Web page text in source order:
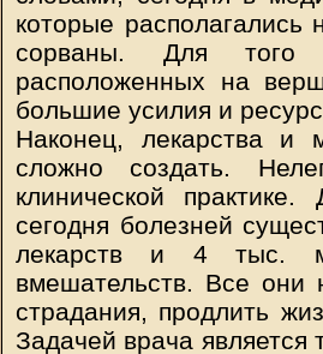
которые располагались
сорваны. Для того
расположенных на
большие усилия и
Наконец, лекарства и
сложно создать.
клинической
сегодня болезней
лекарств и 4 тыс.
вмешательств. Все они
страдания, продлить
Задачей врача